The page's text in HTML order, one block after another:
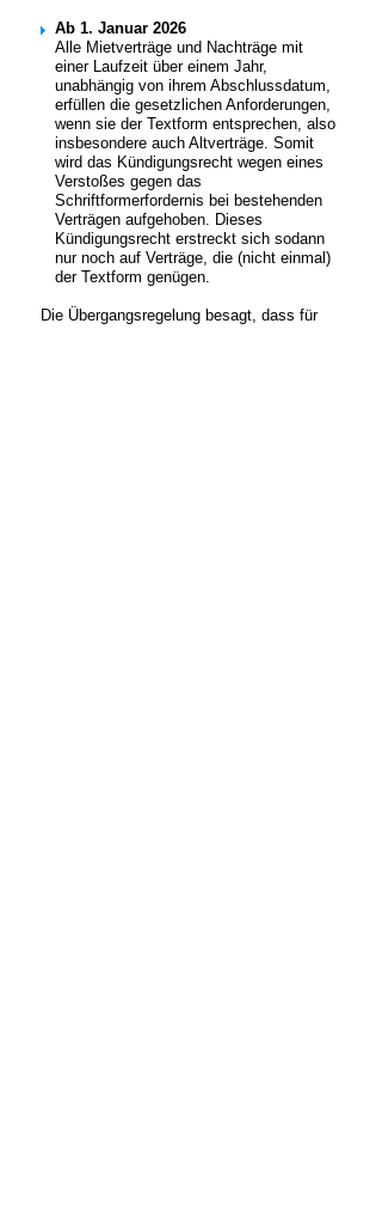
Ab 1. Januar 2026
Alle Mietverträge und Nachträge mit
einer Laufzeit über einem Jahr,
unabhängig von ihrem Abschlussdatum,
erfüllen die gesetzlichen Anforderungen,
wenn sie der Textform entsprechen, also
insbesondere auch Altverträge. Somit
wird das Kündigungsrecht wegen eines
Verstoßes gegen das
Schriftformerfordernis bei bestehenden
Verträgen aufgehoben. Dieses
Kündigungsrecht erstreckt sich sodann
nur noch auf Verträge, die (nicht einmal)
der Textform genügen.
Die Übergangsregelung besagt, dass für